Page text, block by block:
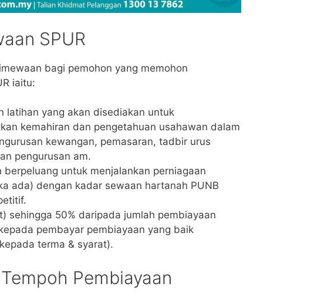
SPUR
bagi pemohon yang memohon
iaitu:
latihan yang akan disediakan untuk
kemahiran dan pengetahuan usahawan dalam
kewangan, pemasaran, tadbir urus
pengurusan am.
berpeluang untuk menjalankan perniagaan
ada) dengan kadar sewaan hartanah PUNB
sehingga 50% daripada jumlah pembiayaan
pembayar pembiayaan yang baik
terma & syarat).
Pembiayaan